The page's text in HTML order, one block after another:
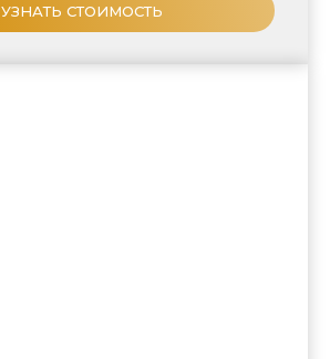
УЗНАТЬ СТОИМОСТЬ